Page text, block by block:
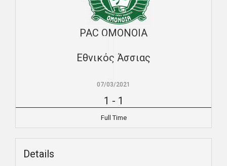
PAC ΟΜΟΝΟΙΑ
Εθνικός Άσσιας
07/03/2021
1 - 1
Full Time
Details